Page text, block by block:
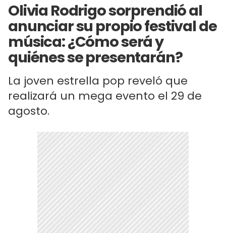
Olivia Rodrigo sorprendió al
anunciar su propio festival de
música: ¿Cómo será y
quiénes se presentarán?
La joven estrella pop reveló que
realizará un mega evento el 29 de
agosto.